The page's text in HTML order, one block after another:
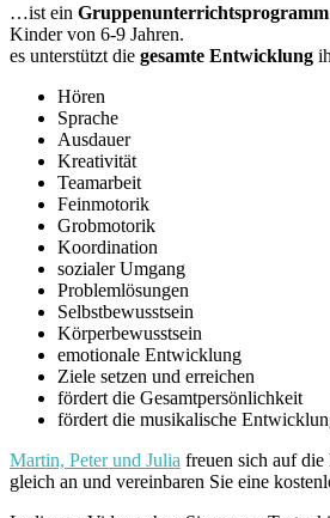
…ist ein Gruppenunterrichtsprogramm
Kinder von 6-9 Jahren.
es unterstützt die gesamte Entwicklung
Hören
Sprache
Ausdauer
Kreativität
Teamarbeit
Feinmotorik
Grobmotorik
Koordination
sozialer Umgang
Problemlösungen
Selbstbewusstsein
Körperbewusstsein
emotionale Entwicklung
Ziele setzen und erreichen
fördert die Gesamtpersönlichkeit
fördert die musikalische
Martin, Peter und Julia freuen sich auf
gleich an und vereinbaren Sie eine